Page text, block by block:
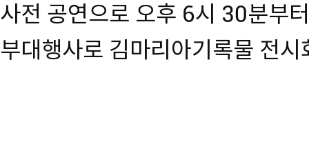
사전 공연으로 오후 6시 30분부
부대행사로 김마리아기록물 전